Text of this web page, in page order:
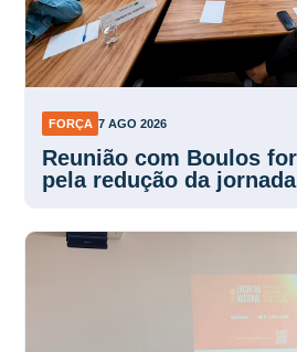
FORÇA 7 AGO 2026
Reunião com Boulos
pela redução da jornada